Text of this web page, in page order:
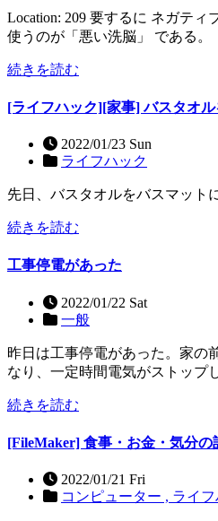
Location: 209 要するに ネガテ
使うのが「悪い洗脳」 である。
続きを読む
[ライフハック][家事] バスタオ
2022/01/23 Sun
ライフハック
先日、バスタオルをバスマット
続きを読む
工事停電があった
2022/01/22 Sat
一般
昨日は工事停電があった。家の
なり、一定時間電気がストップ
続きを読む
[FileMaker] 食事・お金・気分の
2022/01/21 Fri
コンピューター , ライ